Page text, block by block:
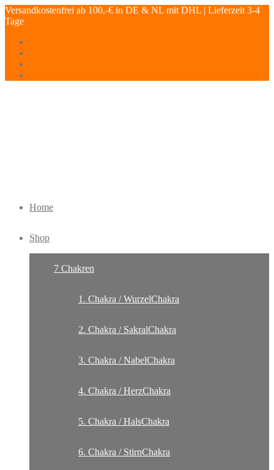
Versandkostenfrei ab 100,-€ in DE & NL mit DHL | Lieferzeit 3-4
Tage
Home
Shop
7 Chakren
1. Chakra / WurzelChakra
2. Chakra / SakralChakra
3. Chakra / NabelChakra
4. Chakra / HerzChakra
5. Chakra / HalsChakra
6. Chakra / StirnChakra